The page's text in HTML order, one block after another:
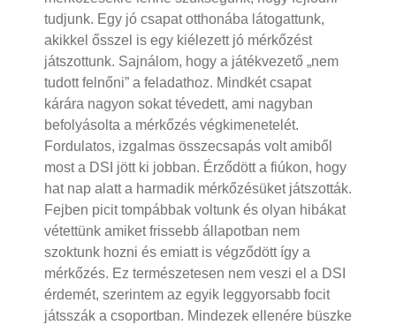
tudjunk. Egy jó csapat otthonába látogattunk,
akikkel ősszel is egy kiélezett jó mérkőzést
játszottunk. Sajnálom, hogy a játékvezető „nem
tudott felnőni” a feladathoz. Mindkét csapat
kárára nagyon sokat tévedett, ami nagyban
befolyásolta a mérkőzés végkimenetelét.
Fordulatos, izgalmas összecsapás volt amiből
most a DSI jött ki jobban. Érződött a fiúkon, hogy
hat nap alatt a harmadik mérkőzésüket játszották.
Fejben picit tompábbak voltunk és olyan hibákat
vétettünk amiket frissebb állapotban nem
szoktunk hozni és emiatt is végződött így a
mérkőzés. Ez természetesen nem veszi el a DSI
érdemét, szerintem az egyik leggyorsabb focit
játsszák a csoportban. Mindezek ellenére büszke